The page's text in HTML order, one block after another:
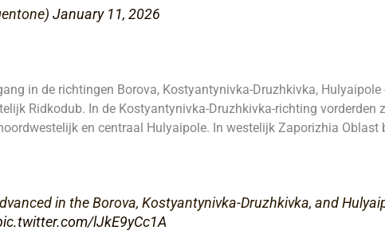
January 11, 2026
in de richtingen Borova, Kostyantynivka-Druzhkivka,
Ridkodub. In de Kostyantynivka-Druzhkivka-richting vorderden
en centraal Hulyaipole. In westelijk Zaporizhia Oblast
in the Borova, Kostyantynivka-Druzhkivka, and
lJkE9yCc1A